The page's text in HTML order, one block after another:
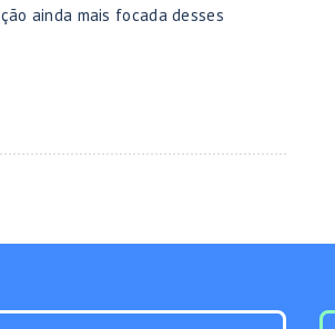
ainda mais focada desses